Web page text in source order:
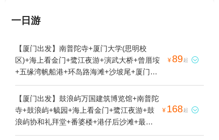
一日游
【厦门出发】南普陀寺+厦门大学(思明校
区)+海上看金门+鹭江夜游+演武大桥+曾厝垵
+五缘湾帆船港+环岛路海滩+沙坡尾+厦门大
学-芙蓉湖+沙坡尾避风坞+顶澳仔猫街+芙蓉
隧道+海上看金门（鹭江码头）1日游
¥ 89起 
【厦门出发】鼓浪屿万国建筑博览馆+南普陀
寺+鼓浪屿+毓园+海上看金门+鹭江夜游+鼓
浪屿协和礼拜堂+番婆楼+港仔后沙滩+最美
转角+山海健康步道1日游
¥ 168起 